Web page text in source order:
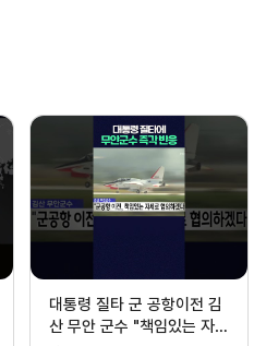
대통령 질타 군 공항이전 김
산 무안 군수 "책임있는 자